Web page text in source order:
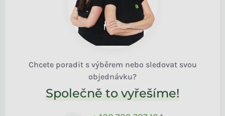
Chcete poradit s výběrem nebo sledovat svou
objednávku?
Společně to vyřešíme!